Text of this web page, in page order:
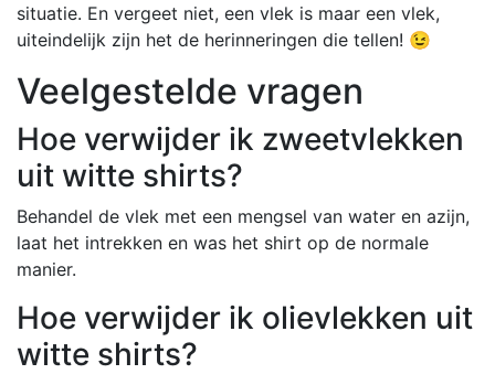
situatie. En vergeet niet, een vlek is maar een vlek,
uiteindelijk zijn het de herinneringen die tellen! 😉
Veelgestelde vragen
Hoe verwijder ik zweetvlekken
uit witte shirts?
Behandel de vlek met een mengsel van water en azijn,
laat het intrekken en was het shirt op de normale
manier.
Hoe verwijder ik olievlekken uit
witte shirts?